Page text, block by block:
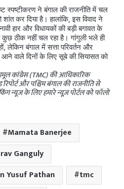
स्पष्टीकरण ने बंगाल की राजनीति में चल
कर दिया है। हालांकि, इस विवाद ने
हार और विधायकों की बड़ी बगावत के
ठीक नहीं चल रहा है। गांगुली भले ही
लेकिन बंगाल में सत्ता परिवर्तन और
वाले दिनों के लिए सूबे की सियासत को
कांग्रेस (TMC) की आधिकारिक
रिपोर्ट और पश्चिम बंगाल की राजनीति से
न्यूज के लिए हमारे न्यूज़ पोर्टल को फॉलो
Mamata Banerjee
Ganguly
Yusuf Pathan
tmc